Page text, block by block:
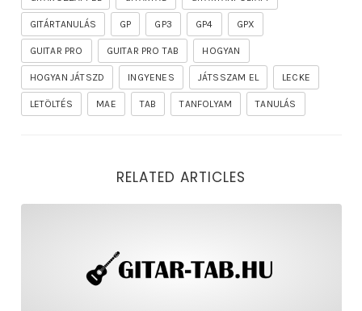
GITÁRTANULÁS GP GP3 GP4 GPX
GUITAR PRO GUITAR PRO TAB HOGYAN
HOGYAN JÁTSZD INGYENES JÁTSSZAM EL LECKE
LETÖLTÉS MAE TAB TANFOLYAM TANULÁS
RELATED ARTICLES